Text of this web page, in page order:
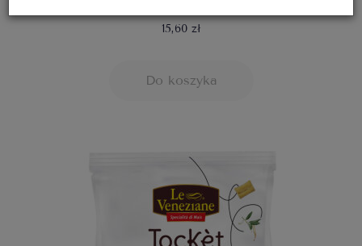
15,60 zł
Do koszyka